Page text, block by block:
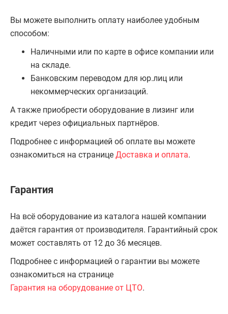
Вы можете выполнить оплату наиболее удобным
способом:
Наличными или по карте в офисе компании или
на складе.
Банковским переводом для юр.лиц или
некоммерческих организаций.
А также приобрести оборудование в лизинг или
кредит через официальных партнёров.
Подробнее с информацией об оплате вы можете
ознакомиться на странице Доставка и оплата.
Гарантия
На всё оборудование из каталога нашей компании
даётся гарантия от производителя. Гарантийный срок
может составлять от 12 до 36 месяцев.
Подробнее с информацией о гарантии вы можете
ознакомиться на странице
Гарантия на оборудование от ЦТО.